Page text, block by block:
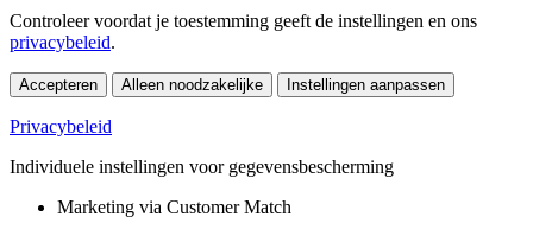
Controleer voordat je toestemming geeft de instellingen en ons
privacybeleid.
Accepteren Alleen noodzakelijke Instellingen aanpassen
Privacybeleid
Individuele instellingen voor gegevensbescherming
Marketing via Customer Match